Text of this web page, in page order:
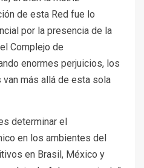
de esta Red fue lo
por la presencia de la
Complejo de
enormes perjuicios, los
más allá de esta sola
determinar el
en los ambientes del
en Brasil, México y